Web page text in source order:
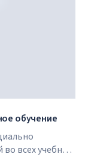
обучение
всех учебных